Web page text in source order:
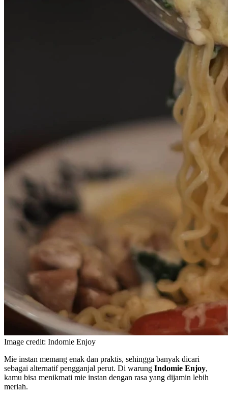
Image credit: Indomie Enjoy
Mie instan memang enak dan praktis, sehingga banyak dicari
sebagai alternatif pengganjal perut. Di warung Indomie Enjoy,
kamu bisa menikmati mie instan dengan rasa yang dijamin lebih
meriah.